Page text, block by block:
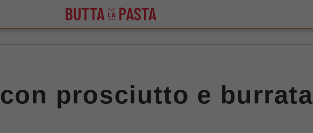
prosciutto e burrata